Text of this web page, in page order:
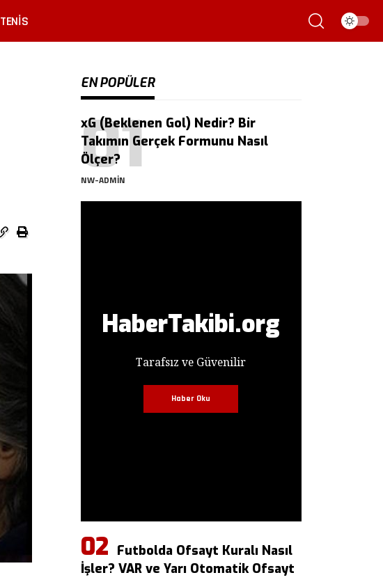
TENIS
EN POPÜLER
xG (Beklenen Gol) Nedir? Bir
Takımın Gerçek Formunu Nasıl
Ölçer?
NW-ADMIN
HaberTakibi.org
Tarafsız ve Güvenilir
Haber Oku
Futbolda Ofsayt Kuralı Nasıl
İşler? VAR ve Yarı Otomatik Ofsayt